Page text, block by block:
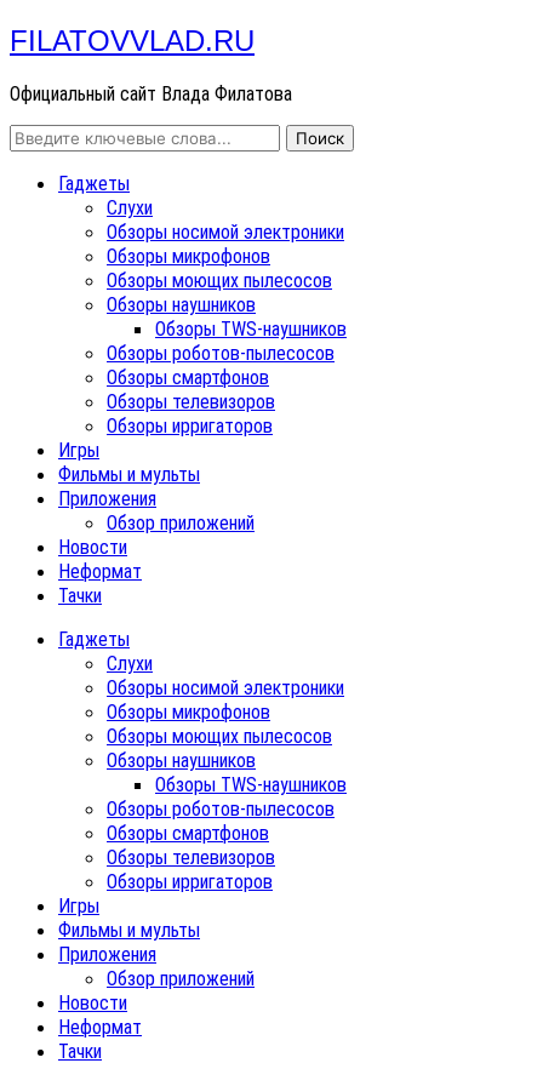
FILATOVVLAD.RU
Официальный сайт Влада Филатова
Гаджеты
Слухи
Обзоры носимой электроники
Обзоры микрофонов
Обзоры моющих пылесосов
Обзоры наушников
Обзоры TWS-наушников
Обзоры роботов-пылесосов
Обзоры смартфонов
Обзоры телевизоров
Обзоры ирригаторов
Игры
Фильмы и мульты
Приложения
Обзор приложений
Новости
Неформат
Тачки
Гаджеты
Слухи
Обзоры носимой электроники
Обзоры микрофонов
Обзоры моющих пылесосов
Обзоры наушников
Обзоры TWS-наушников
Обзоры роботов-пылесосов
Обзоры смартфонов
Обзоры телевизоров
Обзоры ирригаторов
Игры
Фильмы и мульты
Приложения
Обзор приложений
Новости
Неформат
Тачки